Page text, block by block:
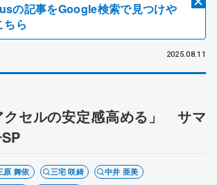
の記事をGoogle検索で見つけや
ちら
2025.08.11
クセルの安定感高める」 サマ
原 舞依 三宅 咲綺
中井 亜美